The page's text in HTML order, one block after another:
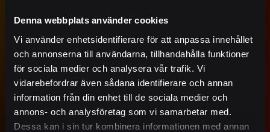
Denna webbplats använder cookies
Vi använder enhetsidentifierare för att anpassa innehållet
och annonserna till användarna, tillhandahålla funktioner
för sociala medier och analysera vår trafik. Vi
vidarebefordrar även sådana identifierare och annan
information från din enhet till de sociala medier och
annons- och analysföretag som vi samarbetar med.
Dessa kan i sin tur kombinera informationen med annan
Vi ger nytt liv åt
rollups och stöttar
Barncancerfonden
10 april 2026
Offert
Produkter
Tjänster
Ritningsbeställning
Case
Kontakt